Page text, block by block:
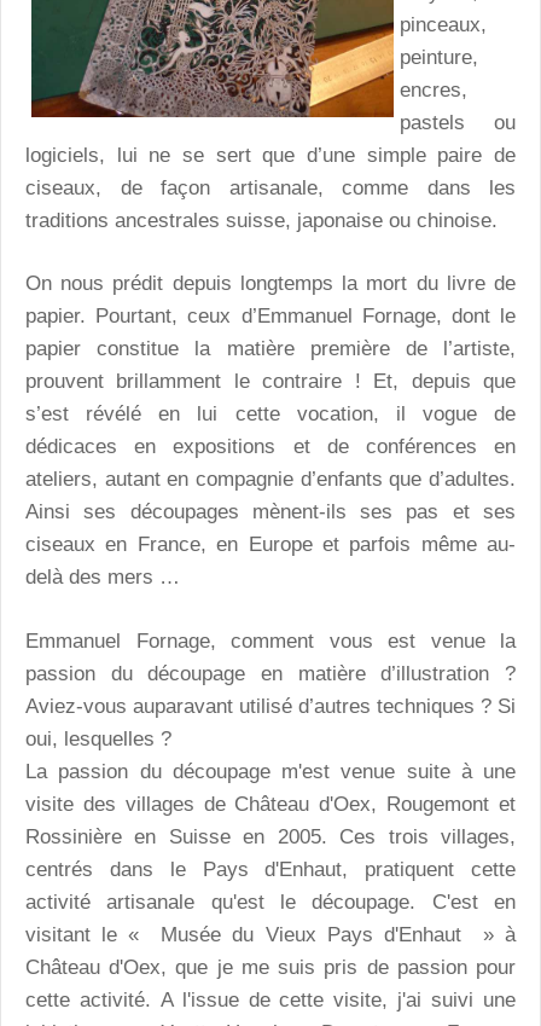
pinceaux,
peinture,
encres,
pastels ou
logiciels, lui ne se sert que d’une simple paire de
ciseaux, de façon artisanale, comme dans les
traditions ancestrales suisse, japonaise ou chinoise.
On nous prédit depuis longtemps la mort du livre de
papier. Pourtant, ceux d’Emmanuel Fornage, dont le
papier constitue la matière première de l’artiste,
prouvent brillamment le contraire ! Et, depuis que
s’est révélé en lui cette vocation, il vogue de
dédicaces en expositions et de conférences en
ateliers, autant en compagnie d’enfants que d’adultes.
Ainsi ses découpages mènent-ils ses pas et ses
ciseaux en France, en Europe et parfois même au-
delà des mers …
Emmanuel Fornage, comment vous est venue la
passion du découpage en matière d’illustration ?
Aviez-vous auparavant utilisé d’autres techniques ? Si
oui, lesquelles ?
La passion du découpage m'est venue suite à une
visite des villages de Château d'Oex, Rougemont et
Rossinière en Suisse en 2005. Ces trois villages,
centrés dans le Pays d'Enhaut, pratiquent cette
activité artisanale qu'est le découpage. C'est en
visitant le « Musée du Vieux Pays d'Enhaut » à
Château d'Oex, que je me suis pris de passion pour
cette activité. A l'issue de cette visite, j'ai suivi une